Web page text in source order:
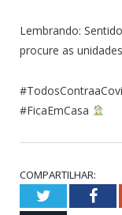
Lembrando:
procure as
#FicaEmCasa
COMPARTILHAR:
Twitter